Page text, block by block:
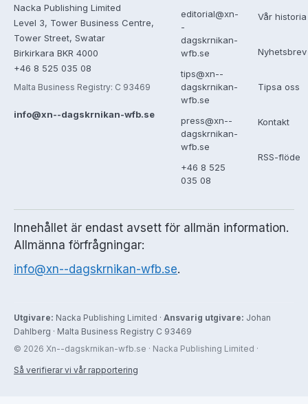
Nacka Publishing Limited
Level 3, Tower Business Centre,
Tower Street, Swatar
Birkirkara BKR 4000
+46 8 525 035 08
Malta Business Registry: C 93469
info@xn--dagskrnikan-wfb.se
editorial@xn-
-
dagskrnikan-
wfb.se
tips@xn--
dagskrnikan-
wfb.se
press@xn--
dagskrnikan-
wfb.se
+46 8 525
035 08
Vår historia
Nyhetsbrev
Tipsa oss
Kontakt
RSS-flöde
Innehållet är endast avsett för allmän information.
Allmänna förfrågningar:
info@xn--dagskrnikan-wfb.se.
Utgivare: Nacka Publishing Limited · Ansvarig utgivare: Johan
Dahlberg · Malta Business Registry C 93469
© 2026 Xn--dagskrnikan-wfb.se · Nacka Publishing Limited ·
Så verifierar vi vår rapportering